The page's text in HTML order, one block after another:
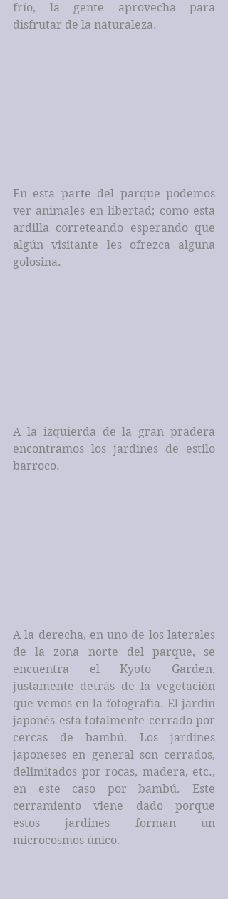
frío, la gente aprovecha para
disfrutar de la naturaleza.
En esta parte del parque podemos
ver animales en libertad; como esta
ardilla correteando esperando que
algún visitante les ofrezca alguna
golosina.
A la izquierda de la gran pradera
encontramos los jardines de estilo
barroco.
A la derecha, en uno de los laterales
de la zona norte del parque, se
encuentra el Kyoto Garden,
justamente detrás de la vegetación
que vemos en la fotografía. El jardín
japonés está totalmente cerrado por
cercas de bambú. Los jardines
japoneses en general son cerrados,
delimitados por rocas, madera, etc.,
en este caso por bambú. Este
cerramiento viene dado porque
estos jardines forman un
microcosmos único.